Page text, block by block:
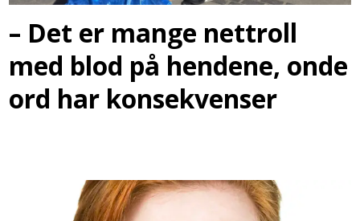
– Det er mange nettroll
med blod på hendene, onde
ord har konsekvenser